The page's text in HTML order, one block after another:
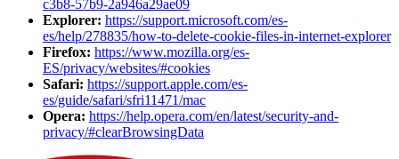
c3b8-57b9-2a946a29ae09
Explorer: https://support.microsoft.com/es-
es/help/278835/how-to-delete-cookie-files-in-internet-explorer
Firefox: https://www.mozilla.org/es-
ES/privacy/websites/#cookies
Safari: https://support.apple.com/es-
es/guide/safari/sfri11471/mac
Opera: https://help.opera.com/en/latest/security-and-
privacy/#clearBrowsingData